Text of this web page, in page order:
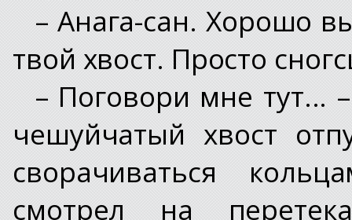
– Анага-сан. Хорошо
твой хвост. Просто
– Поговори мне тут...
чешуйчатый хвост
сворачиваться
смотрел на